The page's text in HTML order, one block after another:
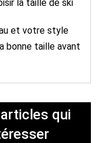
la taille de ski
et votre style
bonne taille avant
qui